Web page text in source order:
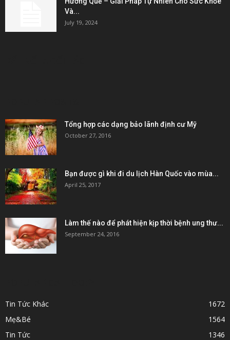
Và...
July 19, 2024
Tổng hợp các dạng bảo lãnh định cư Mỹ
October 27, 2016
Bạn được gì khi đi du lịch Hàn Quốc vào mùa...
April 25, 2017
Làm thế nào để phát hiện kịp thời bệnh ung thư...
September 24, 2016
Tin Tức Khác
1672
Mẹ&Bé
1564
Tin Tức
1346